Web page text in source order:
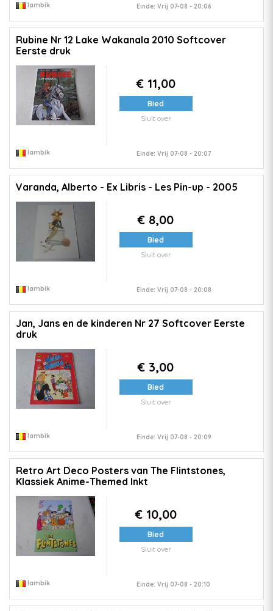
lambik Einde: Vrij 07-08 - 20:06
Rubine Nr 12 Lake Wakanala 2010 Softcover
Eerste druk
€ 11,00
Bied
Sluit over
lambik Einde: Vrij 07-08 - 20:07
Varanda, Alberto - Ex Libris - Les Pin-up - 2005
€ 8,00
Bied
Sluit over
lambik Einde: Vrij 07-08 - 20:08
Jan, Jans en de kinderen Nr 27 Softcover Eerste
druk
€ 3,00
Bied
Sluit over
lambik Einde: Vrij 07-08 - 20:09
Retro Art Deco Posters van The Flintstones,
Klassiek Anime-Themed Inkt
€ 10,00
Bied
Sluit over
lambik Einde: Vrij 07-08 - 20:10